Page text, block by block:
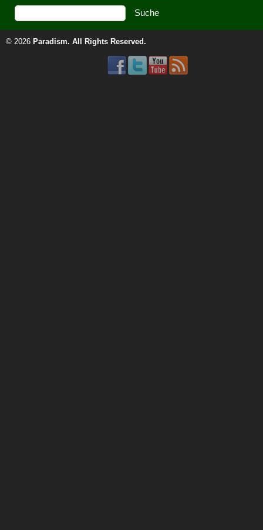
© 2026 Paradism. All Rights Reserved.